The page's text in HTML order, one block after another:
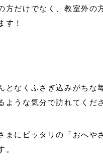
方だけでなく、教室外の
す！
となくふさぎ込みがちな
ような気分で訪れてくだ
まにピッタリの「おへや
。